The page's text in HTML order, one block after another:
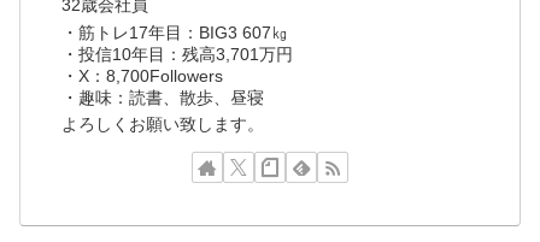
32歳会社員
・筋トレ17年目：BIG3 607㎏
・投信10年目：残高3,701万円
・X：8,700Followers
・趣味：読書、散歩、昼寝
よろしくお願い致します。